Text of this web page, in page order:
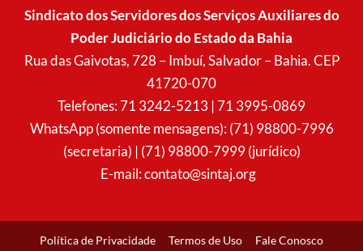
t
g
r
e
b
o
o
k
t
a
p
p
t
u
b
e
Sindicato dos Servidores dos Serviços Auxiliares do
Poder Judiciário do Estado da Bahia
Rua das Gaivotas, 728 – Imbuí, Salvador – Bahia. CEP
41720-070
Telefones: 71 3242-5213 | 71 3995-0869
WhatsApp (somente mensagens): (71) 98800-7996
(secretaria) | (71) 98800-7999 (jurídico)
E-mail:contato@sintaj.org
Política de Privacidade Termos de Uso Fale Conosco